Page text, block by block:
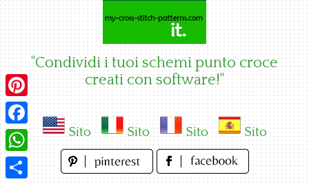
"Condividi i tuoi schemi punto croce
creati con software!"
Sito Sito Sito Sito
Pinterest
Facebook
WhatsApp